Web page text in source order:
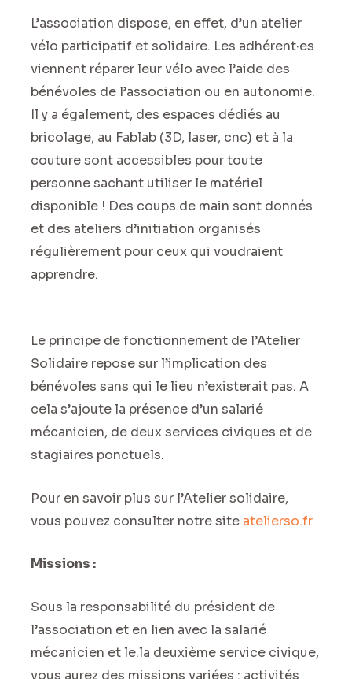
L’association dispose, en effet, d’un atelier
vélo participatif et solidaire. Les adhérent·es
viennent réparer leur vélo avec l’aide des
bénévoles de l’association ou en autonomie.
Il y a également, des espaces dédiés au
bricolage, au Fablab (3D, laser, cnc) et à la
couture sont accessibles pour toute
personne sachant utiliser le matériel
disponible ! Des coups de main sont donnés
et des ateliers d’initiation organisés
régulièrement pour ceux qui voudraient
apprendre.
Le principe de fonctionnement de l’Atelier
Solidaire repose sur l’implication des
bénévoles sans qui le lieu n’existerait pas. A
cela s’ajoute la présence d’un salarié
mécanicien, de deux services civiques et de
stagiaires ponctuels.
Pour en savoir plus sur l’Atelier solidaire,
vous pouvez consulter notre site atelierso.fr
Missions :
Sous la responsabilité du président de
l’association et en lien avec la salarié
mécanicien et le.la deuxième service civique,
vous aurez des missions variées : activités